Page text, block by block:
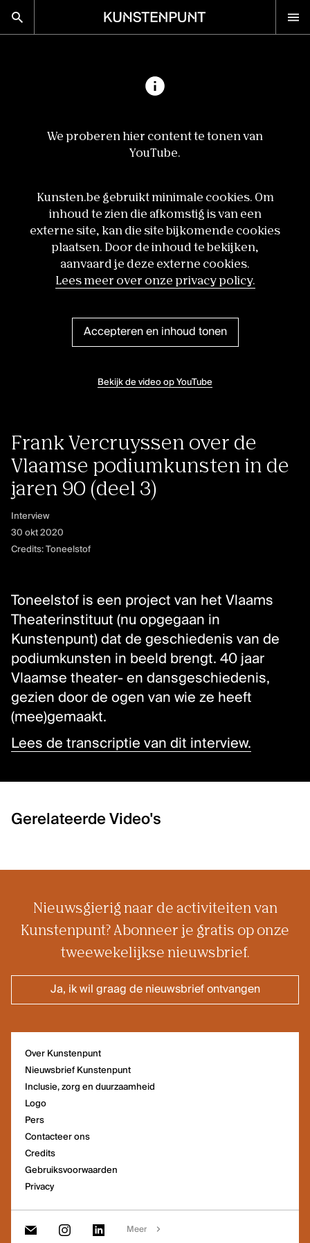
Sector
Onderzoek
Stel ons je vraag
DISCIPLINES
Klassieke muziek
Podiumkunsten
Kunstendatabank
Bibliotheek en collecties
Videozone
Inclusie, zorg en duurzaamheid
Werken bij Kunstenpunt
Contacteer ons
VOLG KUNSTENPUNT
Nieuwsbrief Kunstenpunt
We proberen hier content te tonen van
YouTube.
Kunsten.be gebruikt minimale cookies. Om
inhoud te zien die afkomstig is van een
externe site, kan die site bijkomende cookies
plaatsen. Door de inhoud te bekijken,
aanvaard je deze externe cookies.
Lees meer over onze privacy policy.
Accepteren en inhoud tonen
Bekijk de video op YouTube
Frank Vercruyssen over de
Vlaamse podiumkunsten in de
jaren 90 (deel 3)
Interview
30 okt 2020
Credits: Toneelstof
Toneelstof is een project van het Vlaams
Theaterinstituut (nu opgegaan in
Kunstenpunt) dat de geschiedenis van de
podiumkunsten in beeld brengt. 40 jaar
Vlaamse theater- en dansgeschiedenis,
gezien door de ogen van wie ze heeft
(mee)gemaakt.
Lees de transcriptie van dit interview.
Gerelateerde Video's
Nieuwsgierig naar de activiteiten van
Kunstenpunt? Abonneer je gratis op onze
tweewekelijkse nieuwsbrief.
Ja, ik wil graag de nieuwsbrief ontvangen
Over Kunstenpunt
Nieuwsbrief Kunstenpunt
Inclusie, zorg en duurzaamheid
Logo
Pers
Contacteer ons
Credits
Gebruiksvoorwaarden
Privacy
Meer